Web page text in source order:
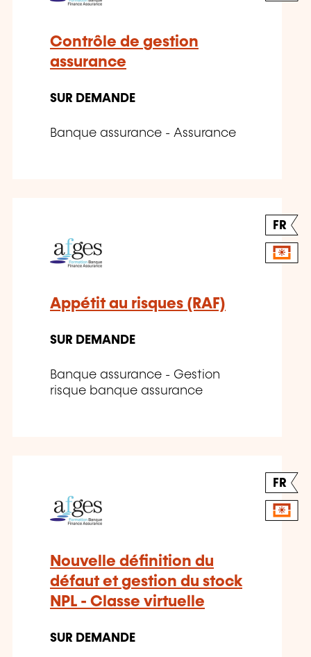
Contrôle de gestion
assurance
SUR DEMANDE
Banque assurance - Assurance
FR
Appétit au risques (RAF)
SUR DEMANDE
Banque assurance - Gestion
risque banque assurance
FR
Nouvelle définition du
défaut et gestion du stock
NPL - Classe virtuelle
SUR DEMANDE